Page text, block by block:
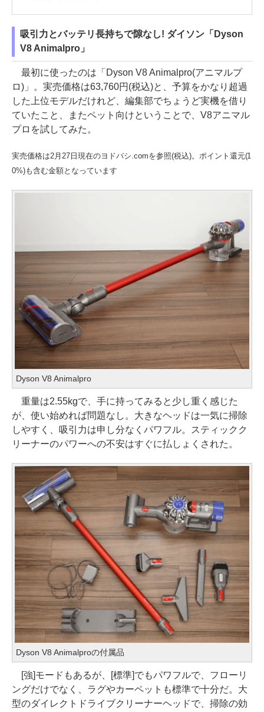
吸引力とバッテリ長持ちで隙なし! ダイソン「Dyson
V8 Animalpro」
最初に使ったのは「Dyson V8 Animalpro(アニマルプ
ロ)」。実売価格は63,760円(税込)と、予算をかなり超過
した上位モデルだけれど、編集部でちょうど実機を借り
ていたこと、またペット向けということで、V8アニマル
プロを試してみた。
実売価格は2月27日現在のヨドバシ.comを参照(税込)。ポイント還元(1
0%)も含む金額となっています
Dyson V8 Animalpro
重量は2.55kgで、手に持ってみると少し重く感じた
が、使い始めれば問題なし。大きなヘッドは一気に掃除
しやすく、吸引力は申し分なくパワフル。スティックク
リーナーのパワーへの不安はすぐに払しょくされた。
Dyson V8 Animalproの付属品
[強]モードもあるが、[標準]でもパワフルで、フローリ
ングだけでなく、ラグやカーペットも標準で十分だ。大
型のダイレクトドライブクリーナーヘッドで、掃除の効